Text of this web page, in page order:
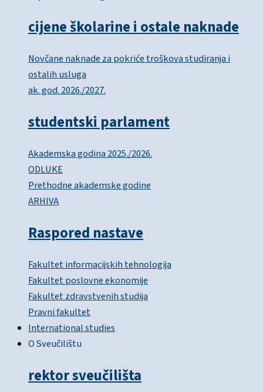
cijene školarine i ostale naknade
Novčane naknade za pokriće troškova studiranja i
ostalih usluga
ak. god. 2026./2027.
studentski parlament
Akademska godina 2025./2026.
ODLUKE
Prethodne akademske godine
ARHIVA
Raspored nastave
Fakultet informacijskih tehnologija
Fakultet poslovne ekonomije
Fakultet zdravstvenih studija
Pravni fakultet
International studies
O Sveučilištu
rektor sveučilišta